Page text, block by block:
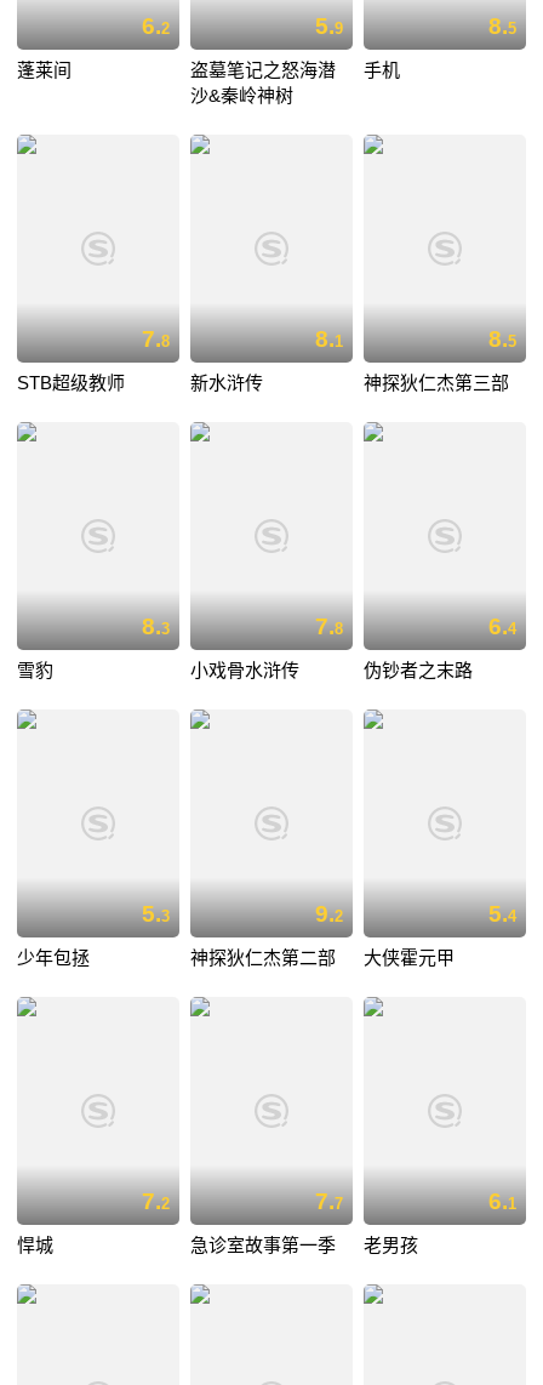
6.2
蓬莱间
5.9
盗墓笔记之怒海潜
沙&秦岭神树
8.5
手机
7.8
STB超级教师
8.1
新水浒传
8.5
神探狄仁杰第三部
8.3
雪豹
7.8
小戏骨水浒传
6.4
伪钞者之末路
5.3
少年包拯
9.2
神探狄仁杰第二部
5.4
大侠霍元甲
7.2
悍城
7.7
急诊室故事第一季
6.1
老男孩